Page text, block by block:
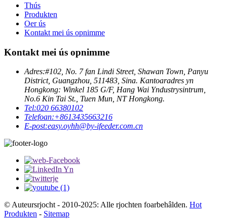
Thús
Produkten
Oer ús
Kontakt mei ús opnimme
Kontakt mei ús opnimme
Adres:#102, No. 7 fan Lindi Street, Shawan Town, Panyu
District, Guangzhou, 511483, Sina. Kantoaradres yn
Hongkong: Winkel 185 G/F, Hang Wai Yndustrysintrum,
No.6 Kin Tai St., Tuen Mun, NT Hongkong.
Tel:020 66380102
Telefoan:+8613435663216
E-post:easy.oyhh@by-ifeeder.com.cn
© Auteursrjocht - 2010-2025: Alle rjochten foarbehâlden. Hot
Produkten - Sitemap